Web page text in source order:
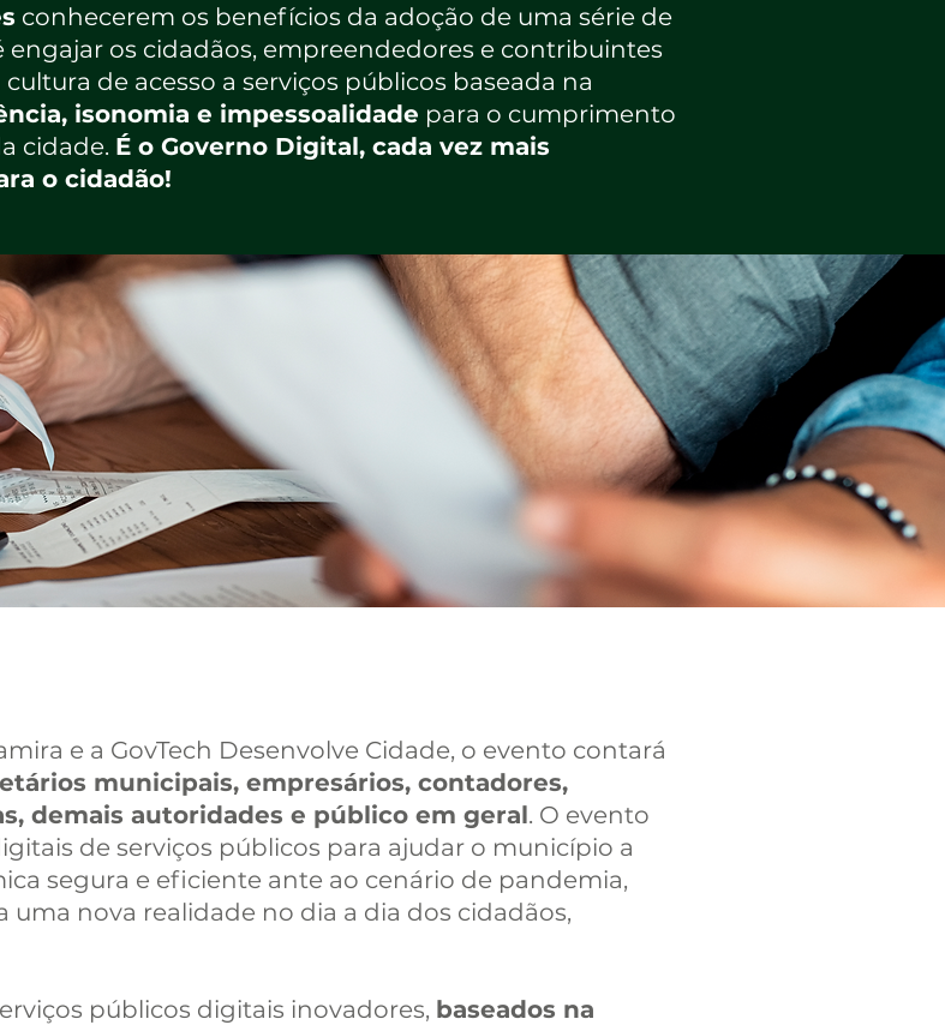
conhecerem os benefícios da adoção de uma série de
os cidadãos, empreendedores e contribuintes
de acesso a serviços públicos baseada na
isonomia e impessoalidade para o cumprimento
cidade. É o Governo Digital, cada vez mais
o cidadão!
e a GovTech Desenvolve Cidade, o evento contará
municipais, empresários, contadores,
demais autoridades e público em geral. O evento
de serviços públicos para ajudar o município a
segura e eficiente ante ao cenário de pandemia,
nova realidade no dia a dia dos cidadãos,
públicos digitais inovadores, baseados na